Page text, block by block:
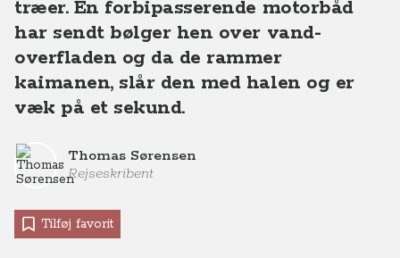
træer. En forbipasserende motorbåd
har sendt bølger hen over vand-
overfladen og da de rammer
kaimanen, slår den med halen og er
væk på et sekund.
Thomas Sørensen
Rejseskribent
Tilføj favorit